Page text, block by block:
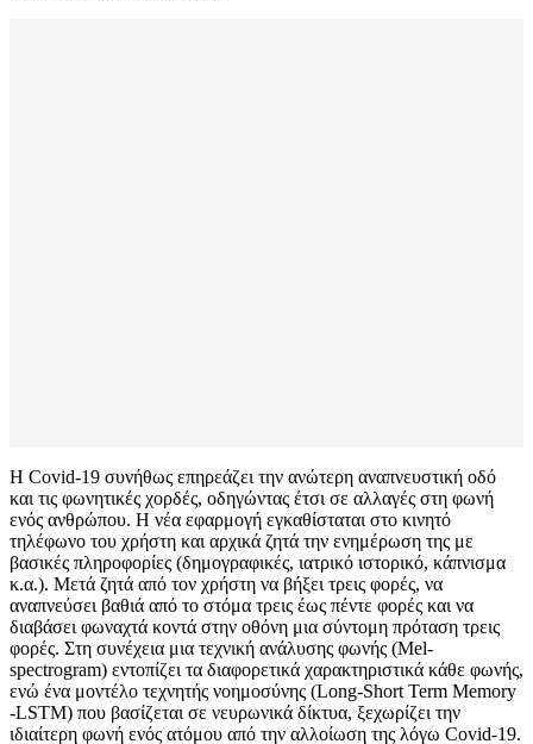
Η Covid-19 συνήθως επηρεάζει την ανώτερη αναπνευστική οδό
και τις φωνητικές χορδές, οδηγώντας έτσι σε αλλαγές στη φωνή
ενός ανθρώπου. Η νέα εφαρμογή εγκαθίσταται στο κινητό
τηλέφωνο του χρήστη και αρχικά ζητά την ενημέρωση της με
βασικές πληροφορίες (δημογραφικές, ιατρικό ιστορικό, κάπνισμα
κ.α.). Μετά ζητά από τον χρήστη να βήξει τρεις φορές, να
αναπνεύσει βαθιά από το στόμα τρεις έως πέντε φορές και να
διαβάσει φωναχτά κοντά στην οθόνη μια σύντομη πρόταση τρεις
φορές. Στη συνέχεια μια τεχνική ανάλυσης φωνής (Mel-
spectrogram) εντοπίζει τα διαφορετικά χαρακτηριστικά κάθε φωνής,
ενώ ένα μοντέλο τεχνητής νοημοσύνης (Long-Short Term Memory
-LSTM) που βασίζεται σε νευρωνικά δίκτυα, ξεχωρίζει την
ιδιαίτερη φωνή ενός ατόμου από την αλλοίωση της λόγω Covid-19.